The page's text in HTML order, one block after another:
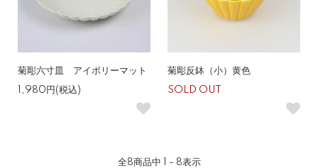
菊彫六寸皿 アイボリーマット
1,980円(税込)
菊彫反鉢（小）黄色
SOLD OUT
全8商品中 1 - 8表示